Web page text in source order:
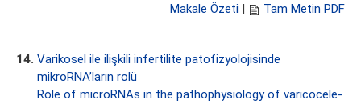
Makale Özeti
Tam Metin PDF
14. Varikosel ile ilişkili infertilite patofizyolojisinde
mikroRNA’ların rolü
Role of microRNAs in the pathophysiology of varicocele-